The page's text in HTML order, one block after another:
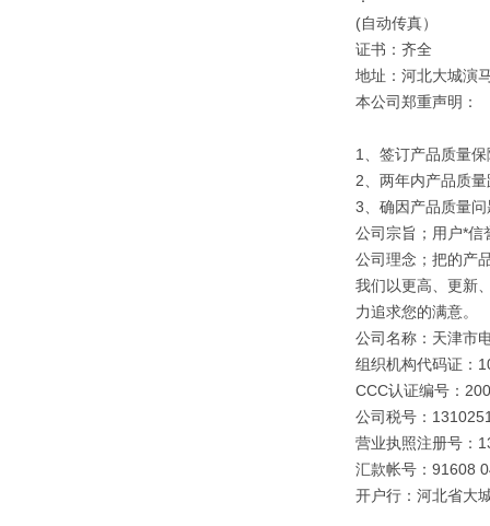
(自动传真）
证书：齐全
地址：河北大城演
本公司郑重声明：
1、签订产品质量
2、两年内产品质
3、确因产品质量
公司宗旨；用户*信
公司理念；把的产
我们以更高、更新
力追求您的满意。
公司名称：天津市
组织机构代码证：
CCC认证编号：
公司税号：
营业执照注册号：
汇款帐号：91608
开户行：河北省大